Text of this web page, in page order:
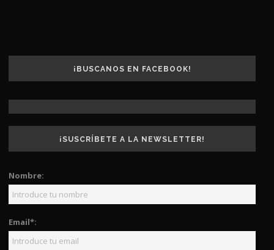
¡BUSCANOS EN FACEBOOK!
¡SUSCRÍBETE A LA NEWSLETTER!
Nombre:
Email*: